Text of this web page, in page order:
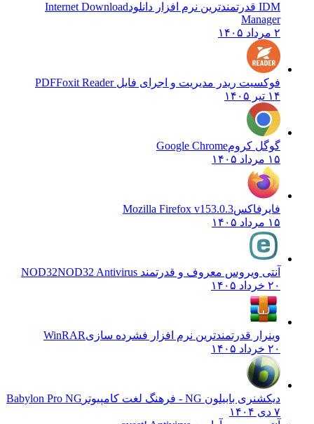
IDM قدرتمندترین نرم افزار دانلود
Internet Download
Manager
۲ مرداد ۱۴۰۵
فوکسیت ریدر مدیریت و اجرای فایل PDFFoxit Reader
۱۴ تیر ۱۴۰۵
گوگل کرومGoogle Chrome
۱۵ مرداد ۱۴۰۵
فایرفاکسMozilla Firefox v153.0.3
۱۵ مرداد ۱۴۰۵
آنتی ویروس معروف و قدرتمند NOD32 NOD32 Antivirus
۲۰ خرداد ۱۴۰۵
وینرار قدرتمندترین نرم افزار فشرده سازیWinRAR
۲۰ خرداد ۱۴۰۵
دیکشنری بابیلون NG - فرهنگ لغت کامپیوتر
Babylon Pro NG
۷ دی ۱۴۰۴